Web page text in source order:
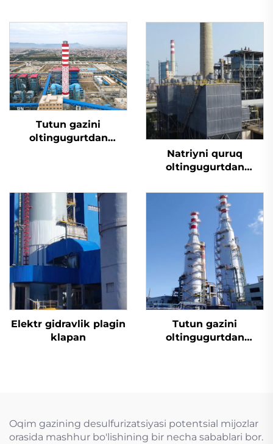
Tutun gazini
oltingugurtdan
Natriyni quruq
oltingugurtdan
Elektr gidravlik plagin
klapan
Tutun gazini
oltingugurtdan
Oqim gazining desulfurizatsiyasi potentsial mijozlar
orasida mashhur bo'lishining bir necha sabablari bor.